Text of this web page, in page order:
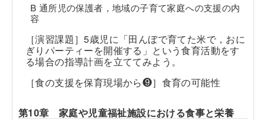
B 通所児の保護者，地域の子育て家庭への支援の内
容
［演習課題］5歳児に「田んぼで育てた米で，おに
ぎりパーティーを開催する」という食育活動をす
る場合の指導計画を立ててみよう。
［食の支援を保育現場から❾］食育の可能性
第10章 家庭や児童福祉施設における食事と栄養